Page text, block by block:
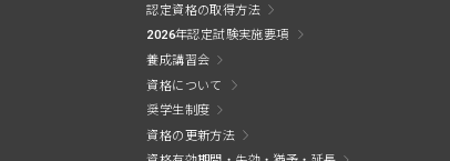
認定資格の取得方法
2026年認定試験実施要項
養成講習会
資格について
奨学生制度
資格の更新方法